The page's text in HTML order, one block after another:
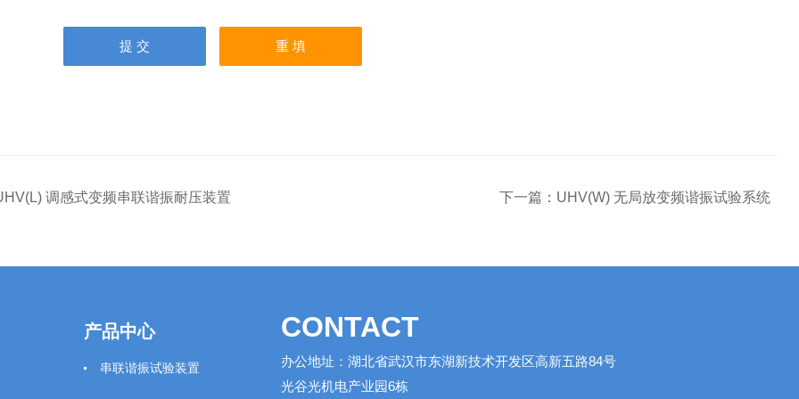
调感式变频串联谐振耐压装置 下一篇： UHV(W) 无局放变频谐振试验系统
产品中心
串联谐振试验装置
CONTACT
办公地址：湖北省武汉市东湖新技术开发区高新五路84号
光谷光机电产业园6栋